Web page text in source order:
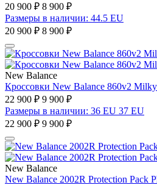
20 900 ₽ 8 900 ₽
Размеры в наличии: 44.5 EU
20 900 ₽ 8 900 ₽
New Balance
Кроссовки New Balance 860v2
22 900 ₽ 9 900 ₽
Размеры в наличии: 36 EU 37 EU
22 900 ₽ 9 900 ₽
New Balance
New Balance 2002R Protection Pack